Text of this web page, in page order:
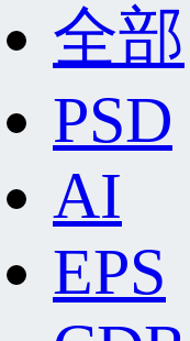
全部
PSD
AI
EPS